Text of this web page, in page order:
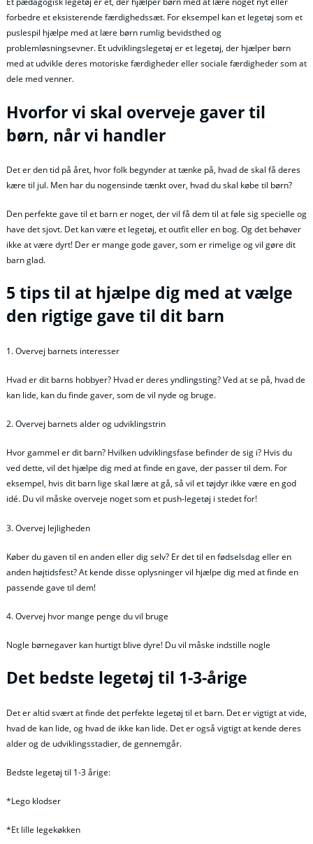
forbedre et eksisterende færdighedssæt. For eksempel kan et legetøj som et
puslespil hjælpe med at lære børn rumlig bevidsthed og
problemløsningsevner. Et udviklingslegetøj er et legetøj, der hjælper børn
med at udvikle deres motoriske færdigheder eller sociale færdigheder som at
dele med venner.
Hvorfor vi skal overveje gaver til
børn, når vi handler
Det er den tid på året, hvor folk begynder at tænke på, hvad de skal få deres
kære til jul. Men har du nogensinde tænkt over, hvad du skal købe til børn?
Den perfekte gave til et barn er noget, der vil få dem til at føle sig specielle og
have det sjovt. Det kan være et legetøj, et outfit eller en bog. Og det behøver
ikke at være dyrt! Der er mange gode gaver, som er rimelige og vil gøre dit
barn glad.
5 tips til at hjælpe dig med at vælge
den rigtige gave til dit barn
1. Overvej barnets interesser
Hvad er dit barns hobbyer? Hvad er deres yndlingsting? Ved at se på, hvad de
kan lide, kan du finde gaver, som de vil nyde og bruge.
2. Overvej barnets alder og udviklingstrin
Hvor gammel er dit barn? Hvilken udviklingsfase befinder de sig i? Hvis du
ved dette, vil det hjælpe dig med at finde en gave, der passer til dem. For
eksempel, hvis dit barn lige skal lære at gå, så vil et tøjdyr ikke være en god
idé. Du vil måske overveje noget som et push-legetøj i stedet for!
3. Overvej lejligheden
Køber du gaven til en anden eller dig selv? Er det til en fødselsdag eller en
anden højtidsfest? At kende disse oplysninger vil hjælpe dig med at finde en
passende gave til dem!
4. Overvej hvor mange penge du vil bruge
Nogle børnegaver kan hurtigt blive dyre! Du vil måske indstille nogle
Det bedste legetøj til 1-3-årige
Det er altid svært at finde det perfekte legetøj til et barn. Det er vigtigt at vide,
hvad de kan lide, og hvad de ikke kan lide. Det er også vigtigt at kende deres
alder og de udviklingsstadier, de gennemgår.
Bedste legetøj til 1-3 årige:
*Lego klodser
*Et lille legekøkken